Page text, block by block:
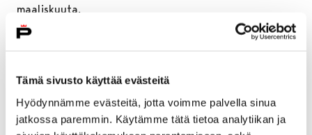
Tämä sivusto käyttää evästeitä
Hyödynnämme evästeitä, jotta voimme palvella sinua
jatkossa paremmin. Käytämme tätä tietoa analytiikan ja
maaliskuuta.
Toimikunnan ehdotus on tehty tietokoneella laadittua
optimointia hyödyntäen ja osin nykyistä
äänestysaluejakoa noudattaen. Laaditussa
ehdotuksessa on huomioitu myös vaalipäivän
äänestyspaikan saavutettavuus ja esteettömyys.